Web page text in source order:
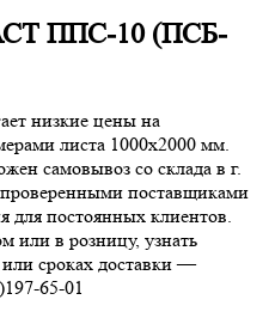
ППС-10 (ПСБ-
низкие цены на
листа 1000х2000 мм.
самовывоз со склада в г.
поставщиками
для постоянных клиентов.
или в розницу, узнать
сроках доставки —
65-01